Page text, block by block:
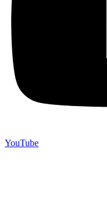
YouTube